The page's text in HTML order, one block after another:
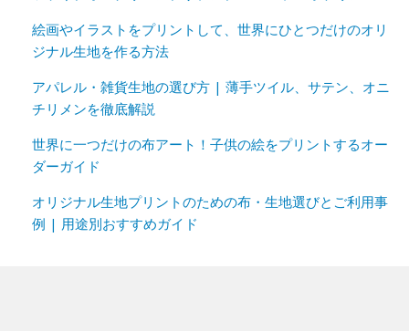
絵画やイラストをプリントして、世界にひとつだけのオリ
ジナル生地を作る方法
アパレル・雑貨生地の選び方 | 薄手ツイル、サテン、オニ
チリメンを徹底解説
世界に一つだけの布アート！子供の絵をプリントするオー
ダーガイド
オリジナル生地プリントのための布・生地選びとご利用事
例 | 用途別おすすめガイド